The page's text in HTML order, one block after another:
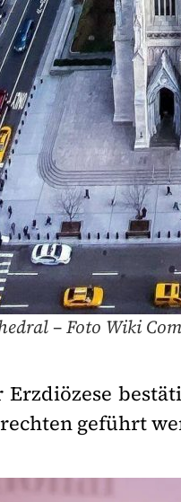
– Foto Wiki
geführt